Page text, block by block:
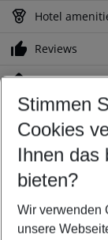
Hotel
Reviews
Location
Customize your
Find the perfect
Your
Any airport
Select your
11/08/26–
Stimmen
Cookies
Ihnen das
bieten?
Wir verwenden
unsere